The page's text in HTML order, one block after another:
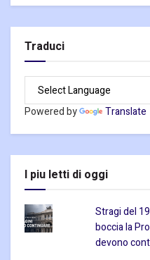
Traduci
Powered by Translate
I piu letti di oggi
Stragi del
boccia la
devono